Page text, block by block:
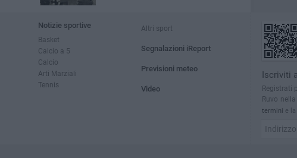
Notizie sportive
Basket
Calcio a 5
Calcio
Arti Marziali
Tennis
Altri sport
Segnalazioni iReport
Previsioni meteo
Video
Iscriviti
Registrati
Ruvo
termini e la